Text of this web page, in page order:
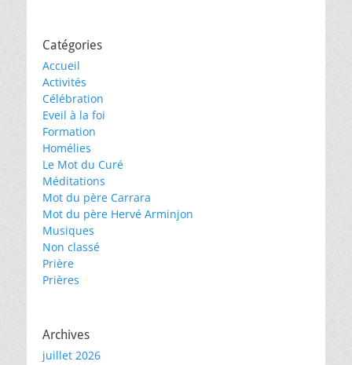
Catégories
Accueil
Activités
Célébration
Eveil à la foi
Formation
Homélies
Le Mot du Curé
Méditations
Mot du père Carrara
Mot du père Hervé Arminjon
Musiques
Non classé
Prière
Prières
Archives
juillet 2026